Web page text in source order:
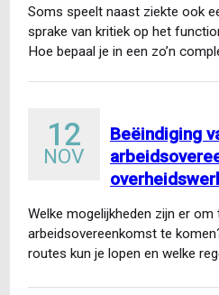
Soms speelt naast ziekte ook
sprake van kritiek op het
Hoe bepaal je in een zo’n
12
NOV
Beëindiging
Welke mogelijkheden zijn er om
arbeidsovereenkomst te
routes kun je lopen en welke